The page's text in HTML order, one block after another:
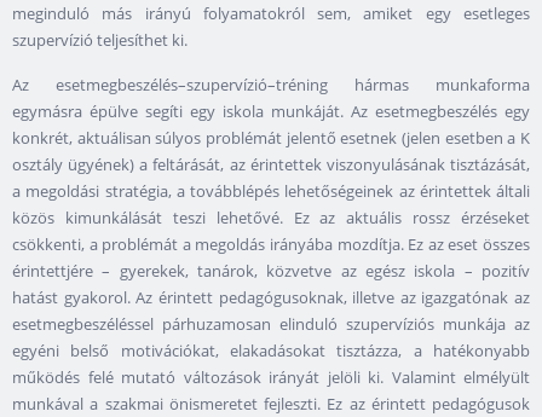
meginduló más irányú folyamatokról sem, amiket egy esetleges
szupervízió teljesíthet ki.
Az esetmegbeszélés–szupervízió–tréning hármas munkaforma
egymásra épülve segíti egy iskola munkáját. Az esetmegbeszélés egy
konkrét, aktuálisan súlyos problémát jelentő esetnek (jelen esetben a K
osztály ügyének) a feltárását, az érintettek viszonyulásának tisztázását,
a megoldási stratégia, a továbblépés lehetőségeinek az érintettek általi
közös kimunkálását teszi lehetővé. Ez az aktuális rossz érzéseket
csökkenti, a problémát a megoldás irányába mozdítja. Ez az eset összes
érintettjére – gyerekek, tanárok, közvetve az egész iskola – pozitív
hatást gyakorol. Az érintett pedagógusoknak, illetve az igazgatónak az
esetmegbeszéléssel párhuzamosan elinduló szupervíziós munkája az
egyéni belső motivációkat, elakadásokat tisztázza, a hatékonyabb
működés felé mutató változások irányát jelöli ki. Valamint elmélyült
munkával a szakmai önismeretet fejleszti. Ez az érintett pedagógusok